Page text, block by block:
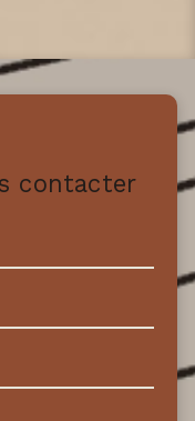
contacter